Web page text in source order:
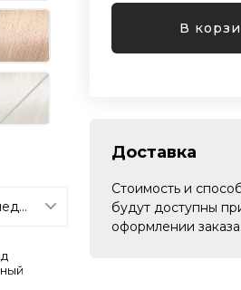
В
Доставка
Стоимость и
будут доступны
оформлении заказа.